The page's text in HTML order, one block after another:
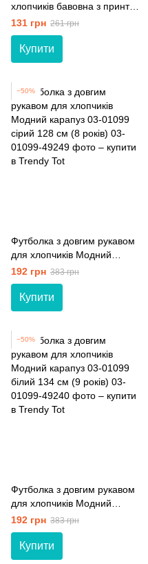
хлопчиків бавовна з принтом
Модний карапуз 03-00996
бежевий 116 см (6 років)
131 грн 261 грн
Купити
−50%
Футболка з довгим рукавом
для хлопчиків Модний
карапуз 03-01099 сірий 128
см (8 років)
192 грн 383 грн
Купити
−50%
Футболка з довгим рукавом
для хлопчиків Модний
карапуз 03-01099 білий 134
см (9 років)
192 грн 383 грн
Купити